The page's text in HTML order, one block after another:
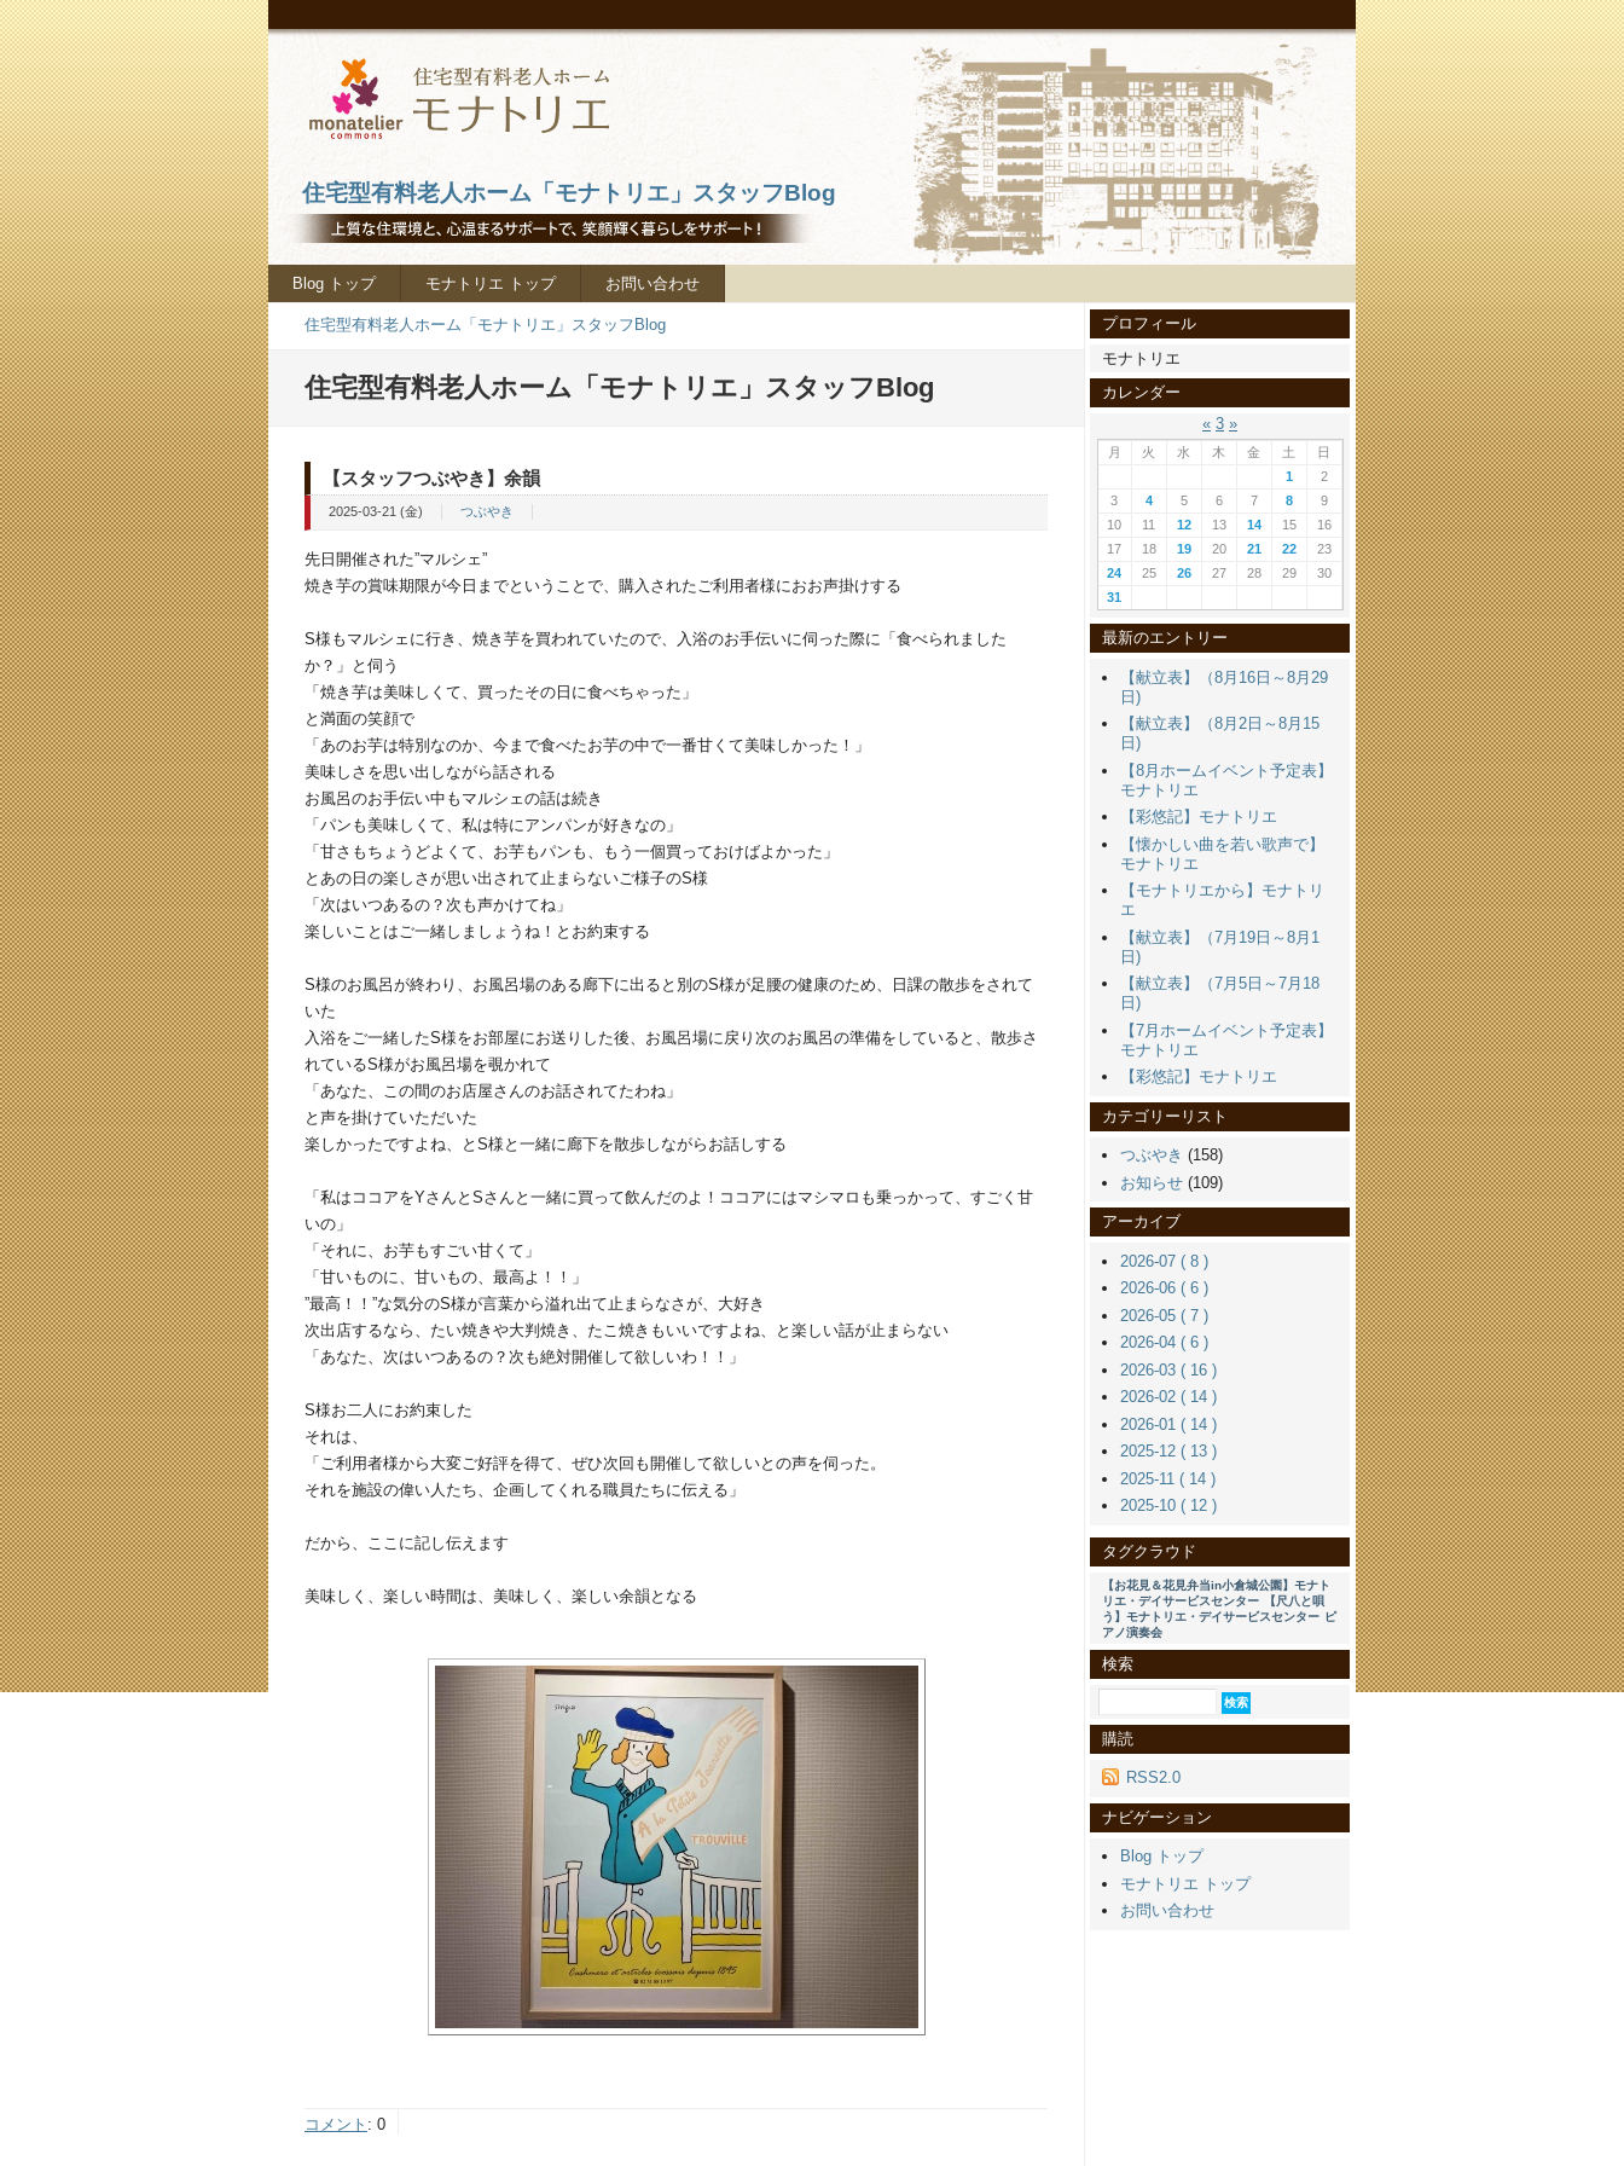
住宅型有料老人ホーム「モナトリエ」スタッフBlog
Blog トップ モナトリエ トップ お問い合わせ
住宅型有料老人ホーム「モナトリエ」スタッフBlog
住宅型有料老人ホーム「モナトリエ」スタッフBlog
【スタッフつぶやき】余韻
2025-03-21 (金) つぶやき
先日開催された”マルシェ”
焼き芋の賞味期限が今日までということで、購入されたご利用者様におお声掛けする
S様もマルシェに行き、焼き芋を買われていたので、入浴のお手伝いに伺った際に「食べられました
か？」と伺う
「焼き芋は美味しくて、買ったその日に食べちゃった」
と満面の笑顔で
「あのお芋は特別なのか、今まで食べたお芋の中で一番甘くて美味しかった！」
美味しさを思い出しながら話される
お風呂のお手伝い中もマルシェの話は続き
「パンも美味しくて、私は特にアンパンが好きなの」
「甘さもちょうどよくて、お芋もパンも、もう一個買っておけばよかった」
とあの日の楽しさが思い出されて止まらないご様子のS様
「次はいつあるの？次も声かけてね」
楽しいことはご一緒しましょうね！とお約束する
S様のお風呂が終わり、お風呂場のある廊下に出ると別のS様が足腰の健康のため、日課の散歩をされて
いた
入浴をご一緒したS様をお部屋にお送りした後、お風呂場に戻り次のお風呂の準備をしていると、散歩さ
れているS様がお風呂場を覗かれて
「あなた、この間のお店屋さんのお話されてたわね」
と声を掛けていただいた
楽しかったですよね、とS様と一緒に廊下を散歩しながらお話しする
「私はココアをYさんとSさんと一緒に買って飲んだのよ！ココアにはマシマロも乗っかって、すごく甘
いの」
「それに、お芋もすごい甘くて」
「甘いものに、甘いもの、最高よ！！」
”最高！！”な気分のS様が言葉から溢れ出て止まらなさが、大好き
次出店するなら、たい焼きや大判焼き、たこ焼きもいいですよね、と楽しい話が止まらない
「あなた、次はいつあるの？次も絶対開催して欲しいわ！！」
S様お二人にお約束した
それは、
「ご利用者様から大変ご好評を得て、ぜひ次回も開催して欲しいとの声を伺った。
それを施設の偉い人たち、企画してくれる職員たちに伝える」
だから、ここに記し伝えます
美味しく、楽しい時間は、美味しく、楽しい余韻となる
コメント : 0
プロフィール
モナトリエ
カレンダー
« 3 »
月 火 水 木 金 土
日
1
2
3
4 5 6 7 8
9
10
11 12 13 14 15
16
17
18 19 20 21 22
23
24
25 26 27 28 29
30
31
最新のエントリー
【献立表】（8月16日～8月29
日)
【献立表】（8月2日～8月15
日)
【8月ホームイベント予定表】
モナトリエ
【彩悠記】モナトリエ
【懐かしい曲を若い歌声で】
モナトリエ
【モナトリエから】モナトリ
エ
【献立表】（7月19日～8月1
日)
【献立表】（7月5日～7月18
日)
【7月ホームイベント予定表】
モナトリエ
【彩悠記】モナトリエ
カテゴリーリスト
つぶやき (158)
お知らせ (109)
アーカイブ
2026-07 ( 8 )
2026-06 ( 6 )
2026-05 ( 7 )
2026-04 ( 6 )
2026-03 ( 16 )
2026-02 ( 14 )
2026-01 ( 14 )
2025-12 ( 13 )
2025-11 ( 14 )
2025-10 ( 12 )
タグクラウド
【お花見＆花見弁当in小倉城公園】モナト
リエ・デイサービスセンター
【尺八と唄
う】モナトリエ・デイサービスセンター ピ
アノ演奏会
検索
購読
RSS2.0
ナビゲーション
Blog トップ
モナトリエ トップ
お問い合わせ